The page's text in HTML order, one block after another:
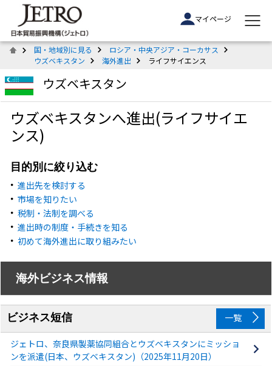
マイページ
国・地域別に見る
ロシア・中央アジア・コーカサス
ウズベキスタン
海外進出 ライフサイエンス
ウズベキスタン
ウズベキスタンへ進出(ライフサイエ
ンス)
目的別に絞り込む
進出先を検討する
市場を知りたい
税制・法制を調べる
進出時の制度・手続きを知る
初めて海外進出に取り組みたい
海外ビジネス情報
ビジネス短信 一覧
ジェトロ、奈良県製薬協同組合とウズベキスタンにミッショ
ンを派遣(日本、ウズベキスタン)（2025年11月20日）